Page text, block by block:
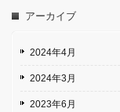
アーカイブ
2024年4月
2024年3月
2023年6月